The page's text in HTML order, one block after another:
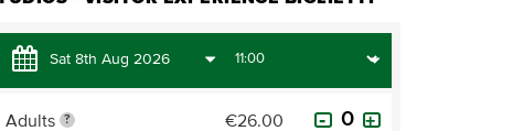
Adults ? €26.00